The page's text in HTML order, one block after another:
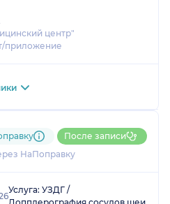
центр"
приложение
НаПоправку
После записи
Услуга: УЗДГ /